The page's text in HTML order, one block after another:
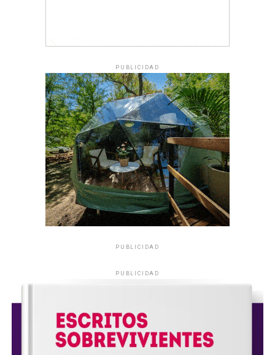
PUBLICIDAD
PUBLICIDAD
PUBLICIDAD